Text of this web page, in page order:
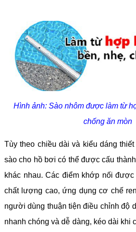
Hình ảnh: Sào nhôm được làm từ
chống ăn mòn
Tùy theo chiều dài và kiểu dáng
sào cho hồ bơi có thể được cấu
khác nhau. Các điểm khớp nối
chất lượng cao, ứng dụng cơ chế
người dùng thuận tiện điều chỉnh độ
nhanh chóng và dễ dàng, kéo dài khi